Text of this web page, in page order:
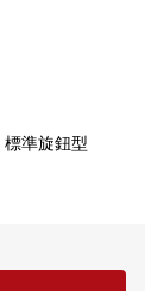
準旋鈕型